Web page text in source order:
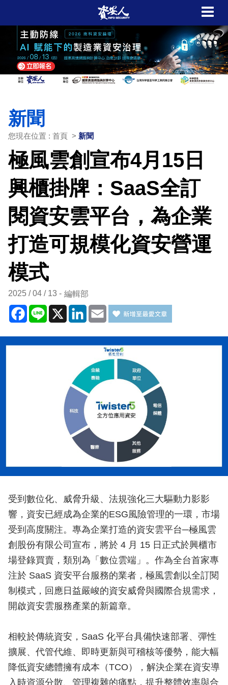
新聞
您現在位置 : 首頁 > 新聞
極風雲創宣布4月15日
興櫃掛牌：SaaS全訂
閱資安雲平台，為企業
打造可規模化資安營運
模式
2025 / 04 / 13 編輯部
Facebook
Line X LinkedIn
Email
受到數位化、威脅升級、法規強化三大驅動力影影
響，資安已經成為企業的ESG風險管理的一環，市場
受到高度關注。專為企業打造的資安雲平台─極風雲
創股份有限公司宣布，將於 4 月 15 日正式於興櫃市
場登錄買賣，類別為「數位雲端」。作為全台首家專
注於 SaaS 資安平台服務的業者，極風雲創以全訂閱
制模式，回應日益嚴峻的資安威脅與國際合規需求，
開啟資安雲服務產業的新篇章。
相較於傳統資安，SaaS 化平台具備快速部署、彈性
擴展、代管代維、即時更新與可稽核等優勢，能大幅
降低資安總體擁有成本（TCO），解決企業在資安導
入時資源分散、管理複雜的痛點，提升整體效率與合